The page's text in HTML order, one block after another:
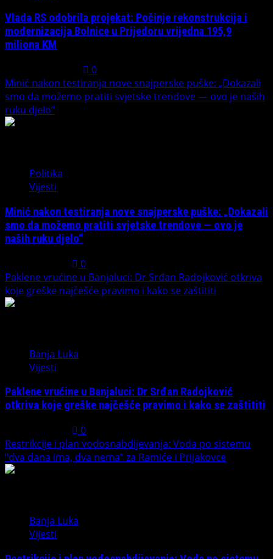
Vlada RS odobrila projekat: Počinje rekonstrukcija i
modernizacija Bolnice u Prijedoru vrijedna 195,9
miliona KM
0
Minić nakon testiranja nove snajperske puške: „Dokazali
smo da možemo pratiti svjetske trendove — ovo je naših
ruku djelo“
Politika
Vijesti
Minić nakon testiranja nove snajperske puške: „Dokazali
smo da možemo pratiti svjetske trendove — ovo je
naših ruku djelo“
0
Paklene vrućine u Banjaluci: Dr Srđan Radojković otkriva
koje greške najčešće pravimo i kako se zaštititi
Banja Luka
Vijesti
Paklene vrućine u Banjaluci: Dr Srđan Radojković
otkriva koje greške najčešće pravimo i kako se zaštititi
0
Restrikcije i plan vodosnabdijevanja: Voda po sistemu
“dva dana ima, dva nema” za Ramiće i Prijakovce
Banja Luka
Vijesti